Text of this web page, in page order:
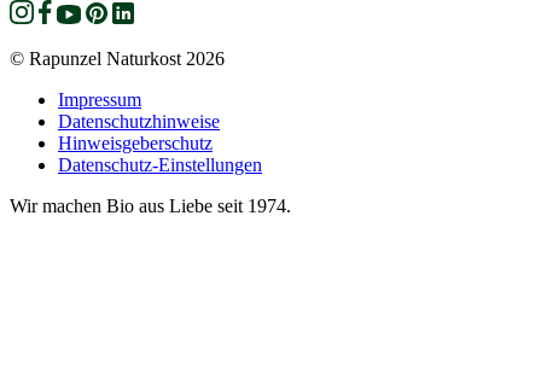
© Rapunzel Naturkost 2026
Impressum
Datenschutzhinweise
Hinweisgeberschutz
Datenschutz-Einstellungen
Wir machen Bio aus Liebe seit 1974.